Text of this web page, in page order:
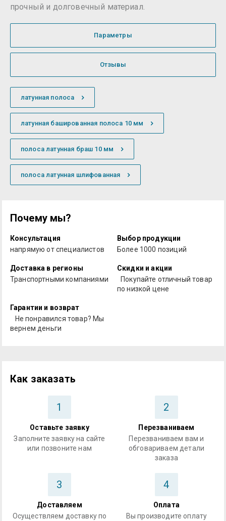
прочный и долговечный материал.
Параметры
Отзывы
латунная полоса
латунная башированная полоса 10 мм
полоса латунная браш 10 мм
полоса латунная шлифованная
Почему мы?
Консультация
напрямую от специалистов
Выбор продукции
Более 1000 позиций
Доставка в регионы
Транспортными компаниями
Скидки и акции
Покупайте отличный товар
по низкой цене
Гарантии и возврат
Не понравился товар? Мы
вернем деньги
Как заказать
1
Оставьте заявку
Заполните заявку на сайте
или позвоните нам
2
Перезваниваем
Перезваниваем вам и
обговариваем детали
заказа
3
Доставляем
Осуществляем доставку по
4
Оплата
Вы производите оплату